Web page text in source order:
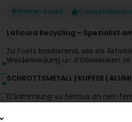
Online-Accès Consultatioun
Laficara Recycling – Spezialist
Zu Foetz baséierend, ass eis
Weiderleedung un d’Géissereien
SCHROTTSMETALL | KUPFER |
D'Sammlung vu ferrous an net-